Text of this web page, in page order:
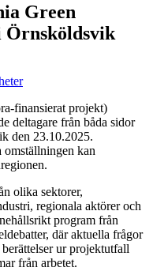
Green
Örnsköldsvik
finansierat projekt)
deltagare från båda sidor
den 23.10.2025.
omställningen kan
olika sektorer,
regionala aktörer och
program från
där aktuella frågor
ur projektutfall
från arbetet.